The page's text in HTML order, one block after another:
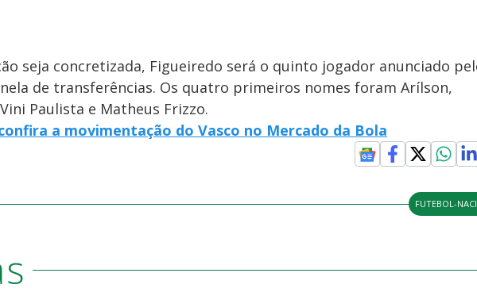
seja concretizada, Figueiredo será o quinto jogador anunciado
de transferências. Os quatro primeiros nomes foram Arílson,
Paulista e Matheus Frizzo.
a movimentação do Vasco no Mercado da Bola
FUTEBOL-